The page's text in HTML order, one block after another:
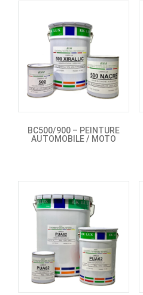
BC500/900 – PEINTURE
AUTOMOBILE / MOTO